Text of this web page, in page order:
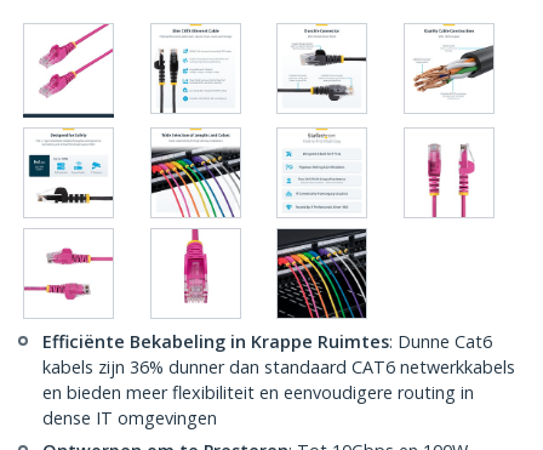
Efficiënte Bekabeling in Krappe Ruimtes: Dunne Cat6
kabels zijn 36% dunner dan standaard CAT6 netwerkkabels
en bieden meer flexibiliteit en eenvoudigere routing in
dense IT omgevingen